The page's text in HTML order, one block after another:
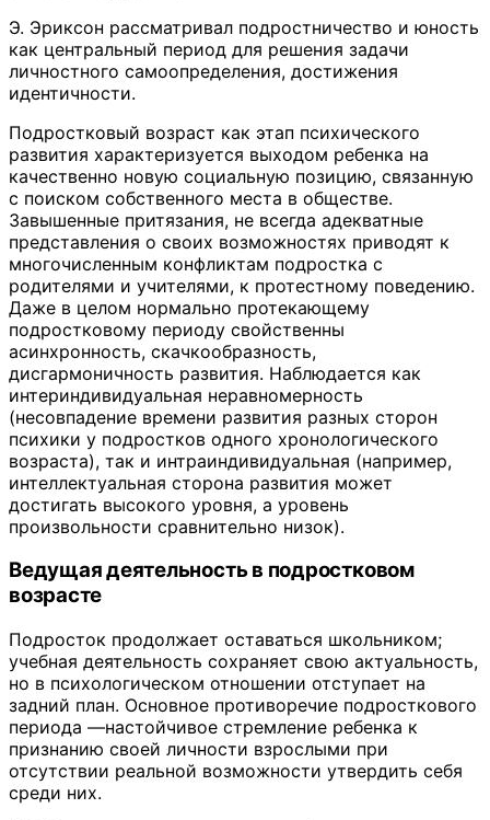
Э. Эриксон рассматривал подростничество и юность
как центральный период для решения задачи
личностного самоопределения, достижения
идентичности.
Подростковый возраст как этап психического
развития характеризуется выходом ребенка на
качественно новую социальную позицию, связанную
с поиском собственного места в обществе.
Завышенные притязания, не всегда адекватные
представления о своих возможностях приводят к
многочисленным конфликтам подростка с
родителями и учителями, к протестному поведению.
Даже в целом нормально протекающему
подростковому периоду свойственны
асинхронность, скачкообразность,
дисгармоничность развития. Наблюдается как
интериндивидуальная неравномерность
(несовпадение времени развития разных сторон
психики у подростков одного хронологического
возраста), так и интраиндивидуальная (например,
интеллектуальная сторона развития может
достигать высокого уровня, а уровень
произвольности сравнительно низок).
Ведущая деятельность в подростковом
возрасте
Подросток продолжает оставаться школьником;
учебная деятельность сохраняет свою актуальность,
но в психологическом отношении отступает на
задний план. Основное противоречие подросткового
периода —настойчивое стремление ребенка к
признанию своей личности взрослыми при
отсутствии реальной возможности утвердить себя
среди них.